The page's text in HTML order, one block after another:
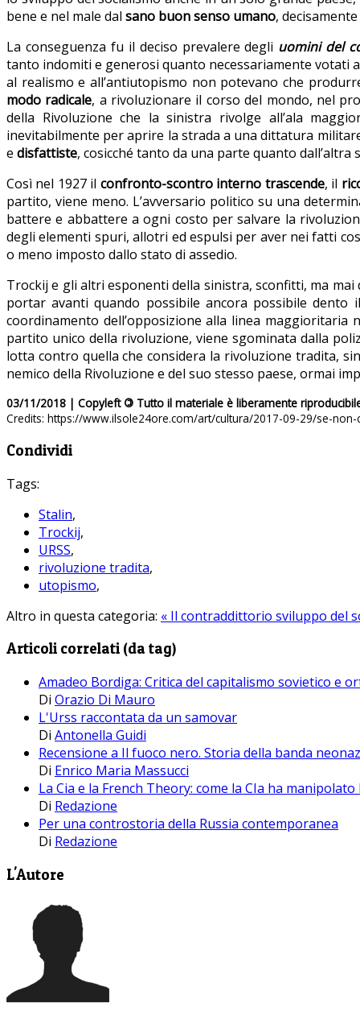
bene e nel male dal sano buon senso umano, decisamente
La conseguenza fu il deciso prevalere degli uomini del
tanto indomiti e generosi quanto necessariamente votati
al realismo e all’antiutopismo non potevano che
modo radicale, a rivoluzionare il corso del mondo, nel
della Rivoluzione che la sinistra rivolge all’ala
inevitabilmente per aprire la strada a una dittatura
e disfattiste, cosicché tanto da una parte quanto
Così nel 1927 il confronto-scontro interno trascende, il
partito, viene meno. L’avversario politico su una
battere e abbattere a ogni costo per salvare la
degli elementi spuri, allotri ed espulsi per aver nei fatti
o meno imposto dallo stato di assedio.
Trockij e gli altri esponenti della sinistra, sconfitti, ma
portar avanti quando possibile ancora possibile
coordinamento dell’opposizione alla linea
partito unico della rivoluzione, viene sgominata dalla
lotta contro quella che considera la rivoluzione tradita,
nemico della Rivoluzione e del suo stesso paese, ormai
03/11/2018 | Copyleft © Tutto il materiale è liberamente
Credits: https://www.ilsole24ore.com/art/cultura/2017-09-29/se-
Condividi
Tags:
Stalin,
Trockij,
URSS,
rivoluzione tradita,
utopismo,
Altro in questa categoria: « Il contraddittorio sviluppo del
Articoli correlati (da tag)
Amadeo Bordiga: Critica del capitalismo sovietico e
Di Orazio Di Mauro
L'Urss raccontata da un samovar
Di Antonella Guidi
Recensione a Il fuoco nero. Storia della banda
Di Enrico Maria Massucci
La Cia e la French Theory: come la CIa ha
Di Redazione
Per una controstoria della Russia contemporanea
Di Redazione
L'Autore